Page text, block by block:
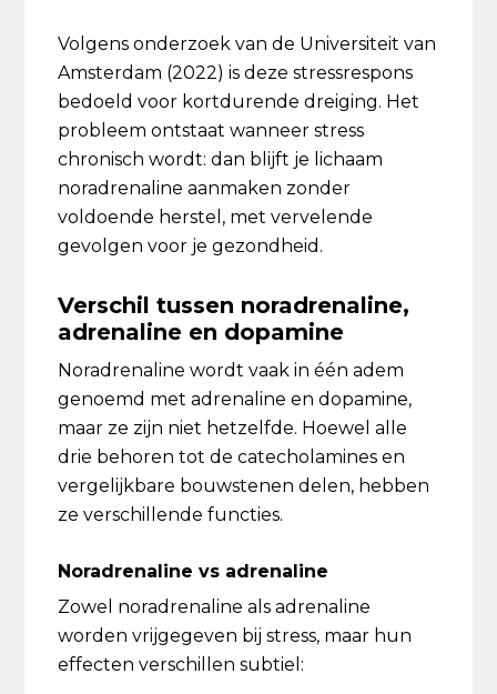
Volgens onderzoek van de Universiteit van
Amsterdam (2022) is deze stressrespons
bedoeld voor kortdurende dreiging. Het
probleem ontstaat wanneer stress
chronisch wordt: dan blijft je lichaam
noradrenaline aanmaken zonder
voldoende herstel, met vervelende
gevolgen voor je gezondheid.
Verschil tussen noradrenaline,
adrenaline en dopamine
Noradrenaline wordt vaak in één adem
genoemd met adrenaline en dopamine,
maar ze zijn niet hetzelfde. Hoewel alle
drie behoren tot de catecholamines en
vergelijkbare bouwstenen delen, hebben
ze verschillende functies.
Noradrenaline vs adrenaline
Zowel noradrenaline als adrenaline
worden vrijgegeven bij stress, maar hun
effecten verschillen subtiel: